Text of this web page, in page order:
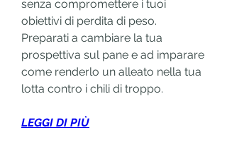
senza compromettere i tuoi
obiettivi di perdita di peso.
Preparati a cambiare la tua
prospettiva sul pane e ad imparare
come renderlo un alleato nella tua
lotta contro i chili di troppo.
LEGGI DI PIÙ